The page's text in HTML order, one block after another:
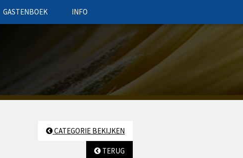
GASTENBOEK INFO
CATEGORIE BEKIJKEN
TERUG